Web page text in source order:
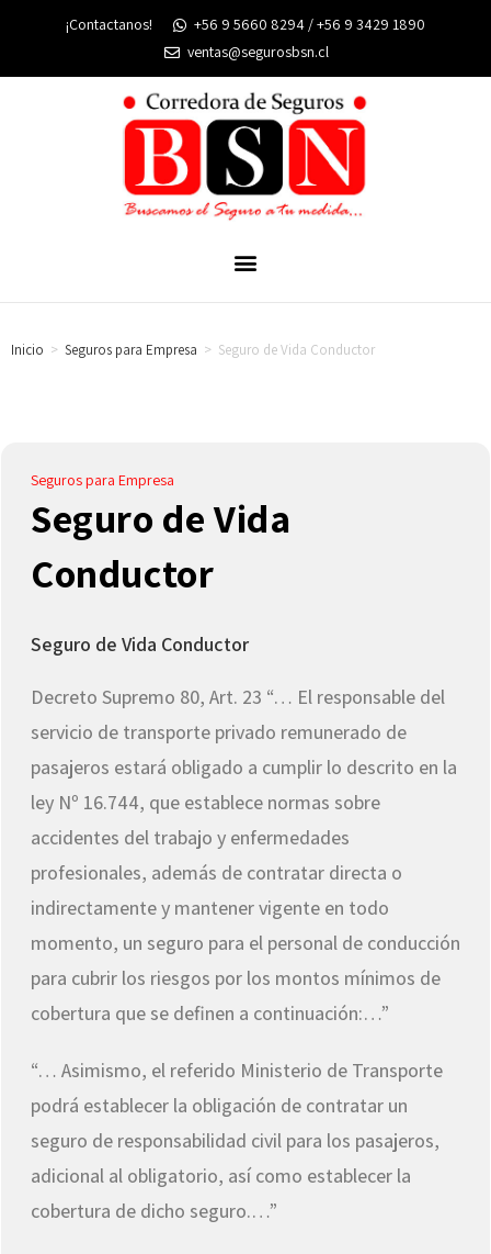
¡Contactanos!
+56 9 5660 8294 / +56 9 3429 1890
ventas@segurosbsn.cl
Inicio > Seguros para Empresa > Seguro de Vida Conductor
Seguros para Empresa
Seguro de Vida
Conductor
Seguro de Vida Conductor
Decreto Supremo 80, Art. 23 “… El responsable del
servicio de transporte privado remunerado de
pasajeros estará obligado a cumplir lo descrito en la
ley Nº 16.744, que establece normas sobre
accidentes del trabajo y enfermedades
profesionales, además de contratar directa o
indirectamente y mantener vigente en todo
momento, un seguro para el personal de conducción
para cubrir los riesgos por los montos mínimos de
cobertura que se definen a continuación:…”
“… Asimismo, el referido Ministerio de Transporte
podrá establecer la obligación de contratar un
seguro de responsabilidad civil para los pasajeros,
adicional al obligatorio, así como establecer la
cobertura de dicho seguro.…”